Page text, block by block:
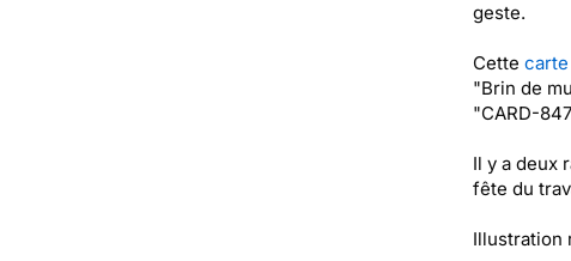
geste.
Cette carte
"Brin de
"CARD-
Il y a deux
fête du
Illustration